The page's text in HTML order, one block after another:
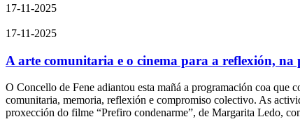
17-11-2025
17-11-2025
A arte comunitaria e o cinema para a reflexión,
O Concello de Fene adiantou esta mañá a programación coa
comunitaria, memoria, reflexión e compromiso colectivo. As
proxección do filme “Prefiro condenarme”, de Margarita Ledo,